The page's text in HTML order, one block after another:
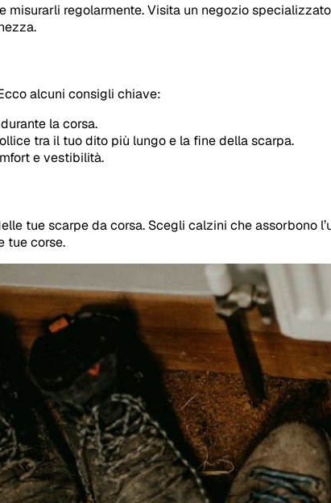
regolarmente. Visita un negozio
alcuni consigli chiave:
la corsa.
tra il tuo dito più lungo e la fine della scarpa.
e vestibilità.
tue scarpe da corsa. Scegli calzini che assorbono
tue corse.